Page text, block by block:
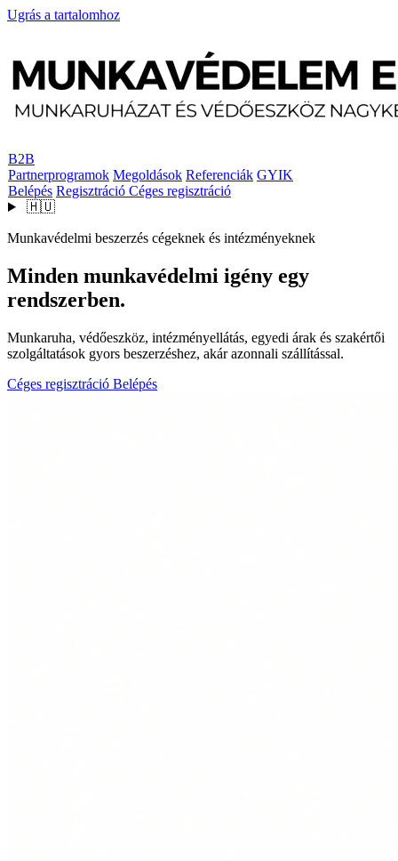
Ugrás a tartalomhoz
B2B
Partnerprogramok Megoldások Referenciák GYIK
Belépés Regisztráció Céges regisztráció
🇭🇺
Munkavédelmi beszerzés cégeknek és intézményeknek
Minden munkavédelmi igény egy
rendszerben.
Munkaruha, védőeszköz, intézményellátás, egyedi árak és szakértői
szolgáltatások gyors beszerzéshez, akár azonnali szállítással.
Céges regisztráció Belépés